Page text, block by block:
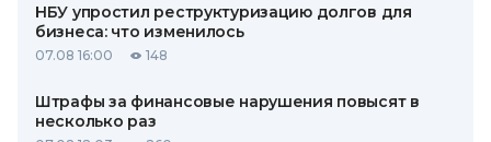
НБУ упростил реструктуризацию долгов для
бизнеса: что изменилось
07.08 16:00 148
Штрафы за финансовые нарушения повысят в
несколько раз